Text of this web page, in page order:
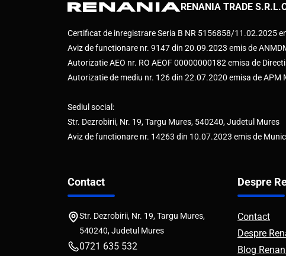
RENANIA TRADE S.R.L.
Certificat de inregistrare Seria B NR 5156858/11.02.2025
Aviz de functionare nr. 9147 din 20.09.2023 emis de
Autorizatie AEO nr. RO AEOF 00000000182 emisa de
Autorizatie de mediu nr. 126 din 22.07.2020 emisa de APM
Sediul social:
Str. Dezrobirii, Nr. 19, Targu Mures, 540240, Judetul Mures
Aviz de functionare nr. 14263 din 10.07.2023 emis de
Contact
Str. Dezrobirii, Nr. 19, Targu Mures,
540240, Judetul Mures
0721 635 532
Despre
Contact
Despre
Blog